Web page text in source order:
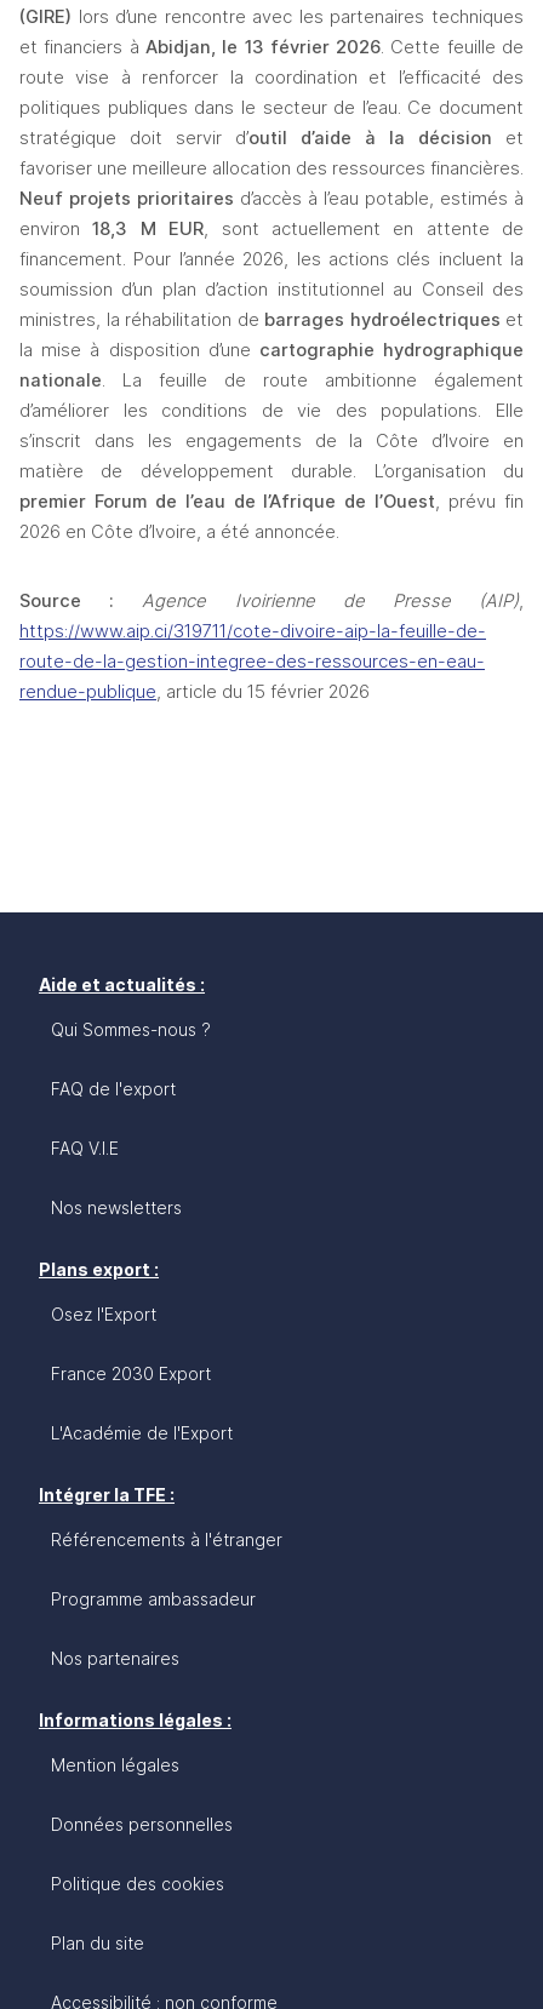
(GIRE) lors d’une rencontre avec les partenaires techniques
et financiers à Abidjan, le 13 février 2026. Cette feuille de
route vise à renforcer la coordination et l’efficacité des
politiques publiques dans le secteur de l’eau. Ce document
stratégique doit servir d’outil d’aide à la décision et
Neuf projets prioritaires d’accès à l’eau potable, estimés à
environ 18,3 M EUR, sont actuellement en attente de
financement. Pour l’année 2026, les actions clés incluent la
soumission d’un plan d’action institutionnel au Conseil des
ministres, la réhabilitation de barrages hydroélectriques et
la mise à disposition d’une cartographie hydrographique
nationale. La feuille de route ambitionne également
d’améliorer les conditions de vie des populations. Elle
s’inscrit dans les engagements de la Côte d’Ivoire en
premier Forum de l’eau de l’Afrique de l’Ouest, prévu fin
2026 en Côte d’Ivoire, a été annoncée.
Source : Agence Ivoirienne de Presse (AIP)
https://www.aip.ci/319711/cote-divoire-aip-la-feuille-de-
route-de-la-gestion-integree-des-ressources-en-eau-
rendue-publique, article du 15 février 2026
Aide et actualités :
Qui Sommes-nous ?
FAQ de l'export
FAQ V.I.E
Nos newsletters
Plans export :
Osez l'Export
France 2030 Export
L'Académie de l'Export
Intégrer la TFE :
Référencements à l'étranger
Programme ambassadeur
Nos partenaires
Informations légales :
Mention légales
Données personnelles
Politique des cookies
Plan du site
Accessibilité : non conforme